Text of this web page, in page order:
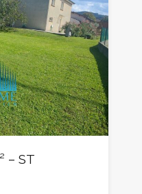
– ST